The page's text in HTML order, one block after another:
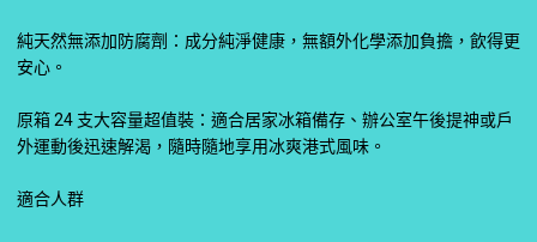
純天然無添加防腐劑：成分純淨健康，無額外化學添加負擔，飲得更
安心。
原箱 24 支大容量超值裝：適合居家冰箱備存、辦公室午後提神或戶
外運動後迅速解渴，隨時隨地享用冰爽港式風味。
適合人群